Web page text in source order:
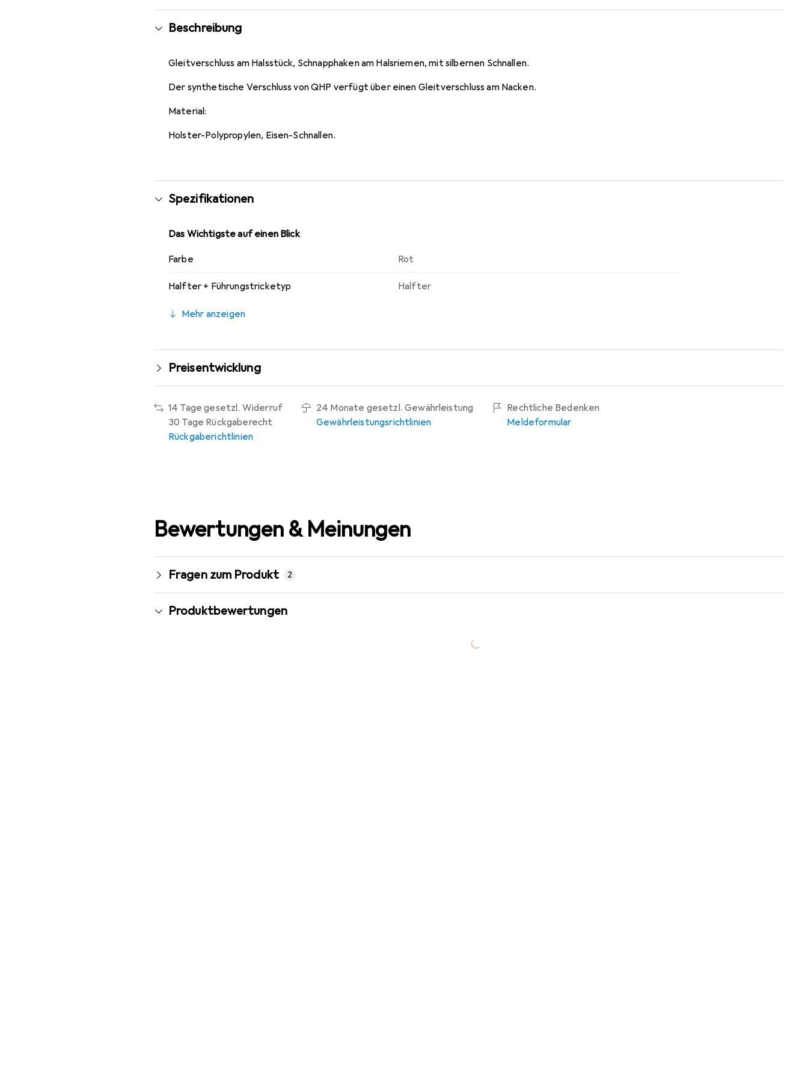
Beschreibung
Gleitverschluss am Halsstück, Schnapphaken am Halsriemen, mit silbernen Schnallen.
Der synthetische Verschluss von QHP verfügt über einen Gleitverschluss am Nacken.
Material:
Holster-Polypropylen, Eisen-Schnallen.
Spezifikationen
Das Wichtigste auf einen Blick
Farbe Rot
Halfter + Führungstricketyp Halfter
Mehr anzeigen
Preisentwicklung
14 Tage gesetzl. Widerruf
30 Tage Rückgaberecht
Rückgaberichtlinien
24 Monate gesetzl. Gewährleistung
Gewährleistungsrichtlinien
Rechtliche Bedenken
Meldeformular
Bewertungen & Meinungen
Fragen zum Produkt 2
Produktbewertungen